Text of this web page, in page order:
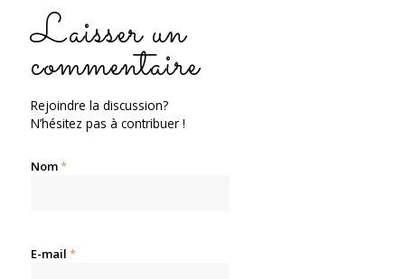
Laisser un
commentaire
Rejoindre la discussion?
N’hésitez pas à contribuer !
Nom*
E-mail *